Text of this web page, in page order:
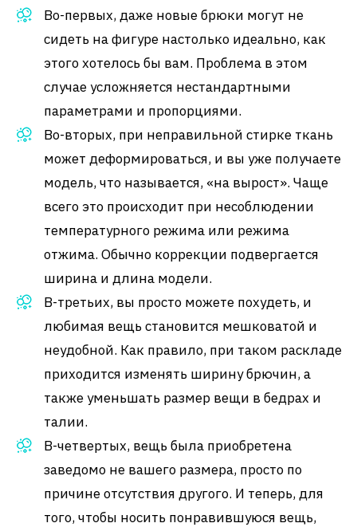
Во-первых, даже новые брюки могут не
сидеть на фигуре настолько идеально, как
этого хотелось бы вам. Проблема в этом
случае усложняется нестандартными
параметрами и пропорциями.
Во-вторых, при неправильной стирке ткань
может деформироваться, и вы уже получаете
модель, что называется, «на вырост». Чаще
всего это происходит при несоблюдении
температурного режима или режима
отжима. Обычно коррекции подвергается
ширина и длина модели.
В-третьих, вы просто можете похудеть, и
любимая вещь становится мешковатой и
неудобной. Как правило, при таком раскладе
приходится изменять ширину брючин, а
также уменьшать размер вещи в бедрах и
талии.
В-четвертых, вещь была приобретена
заведомо не вашего размера, просто по
причине отсутствия другого. И теперь, для
того, чтобы носить понравившуюся вещь,